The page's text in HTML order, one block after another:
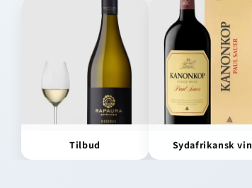
Tilbud Sydafrikansk vin